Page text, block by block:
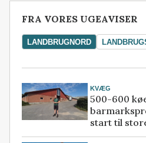
FRA VORES UGEAVISER
LANDBRUGNORD
KVÆG
500-600
start til